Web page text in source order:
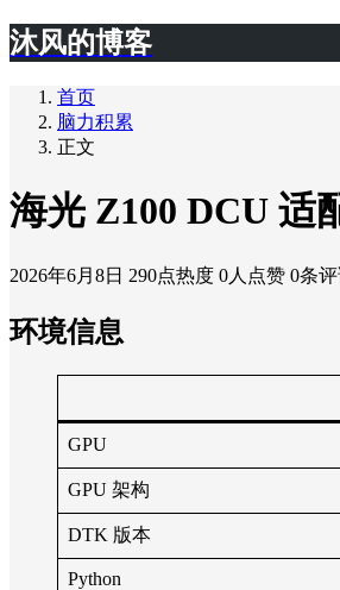
沐风的博客
首页
脑力积累
正文
海光 Z100 DCU 适
2026年6月8日 290点热度 0人点赞 0条
环境信息
GPU
GPU 架构
DTK 版本
Python